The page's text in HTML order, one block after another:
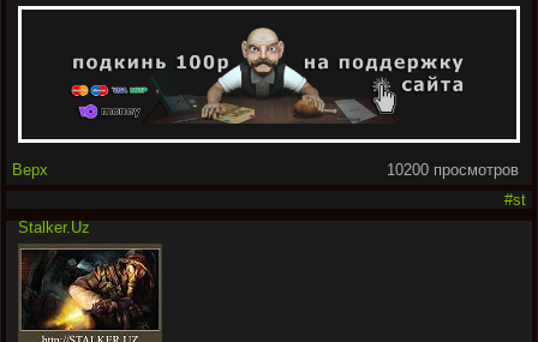
Верх
10200 просмотров
#st
Stalker.Uz